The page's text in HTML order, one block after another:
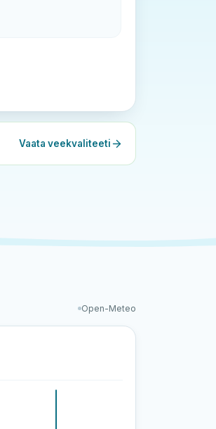
Vaata veekvaliteeti
Open-Meteo